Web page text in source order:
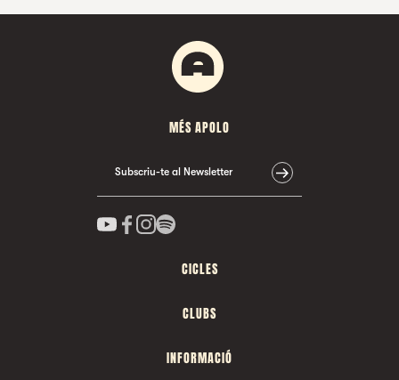
MÉS APOLO
Subscriu-te al Newsletter
CICLES
CLUBS
INFORMACIÓ